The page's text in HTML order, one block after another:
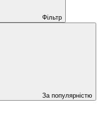
Фільтр
За популярністю